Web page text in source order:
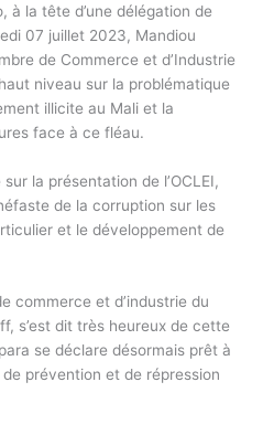
à la tête d’une délégation de
07 juillet 2023, Mandiou
de Commerce et d’Industrie
niveau sur la problématique
illicite au Mali et la
face à ce fléau.
la présentation de l’OCLEI,
de la corruption sur les
et le développement de
commerce et d’industrie du
s’est dit très heureux de cette
se déclare désormais prêt à
de prévention et de répression